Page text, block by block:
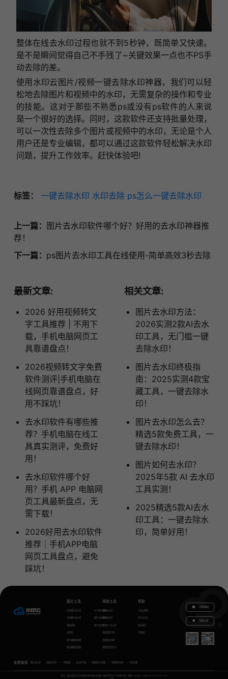
整体在线去水印过程也就不到5秒钟，既简单又快速。
是不是瞬间觉得自己不手残了~关键效果一点也不PS手
动去除的差。
使用水印云图片/视频一键去除水印神器，我们可以轻
松地去除图片和视频中的水印，无需复杂的操作和专业
的技能。这对于那些不熟悉ps或没有ps软件的人来说
是一个很好的选择。同时，这款软件还支持批量处理，
可以一次性去除多个图片或视频中的水印，无论是个人
用户还是专业编辑，都可以通过这款软件轻松解决水印
问题，提升工作效率。赶快体验吧!
标签： 一键去除水印 水印去除 ps怎么一键去除水印
上一篇： 图片去水印软件哪个好？好用的去水印神器推
荐！
下一篇： ps图片去水印工具在线使用-简单高效3秒去除
最新文章:
2026 好用视频转文
字工具推荐 | 不用下
载，手机电脑网页工
具靠谱盘点！
2026视频转文字免费
软件测评|手机电脑在
线网页靠谱盘点，好
用不踩坑！
去水印软件有哪些推
荐？手机电脑在线工
具真实测评，免费好
用！
去水印软件哪个好
用？手机 APP 电脑网
页工具最新盘点，无
需下载！
2026好用去水印软件
推荐｜手机APP电脑
网页工具盘点，避免
踩坑！
相关文章:
图片去水印方法：
2026实测2款AI去水
印工具，无门槛一键
去除水印！
图片去水印终极指
南：2025实测4款宝
藏工具，一键去除水
印！
图片去水印怎么去？
精选5款免费工具，一
键去除水印！
图片如何去水印？
2025年5款 AI 去水印
工具实测！
2025精选5款AI去水
印工具：一键去除水
印，简单好用！
图片工具
在线图片去水印
在线图片加水印
智能抠图
证件照
图片模糊变清晰
图片模糊变清晰
GIF图片生成
图片无损放大
图片转文字
视频工具
视频去水印
视频加水印
视频怎么去水印
视频提取下载
视频格式转换
视频语音转文字
帮助
水印云教程
关于水印云
联系我们
代理推广
下载电脑版
下载移动端
友情链接 图片去水印 视频去水印 一键抠图 去水印下载 视频转文字提取 免费配音软件
地址：湖北省武汉市东湖新技术开发区关南园一路当代梦工厂4号楼10楼，邮箱：yinglin.wu@udreamtech.com